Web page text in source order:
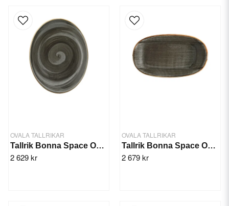
OVALA TALLRIKAR
Tallrik Bonna Space Oval 31x24cm/6st
2 629 kr
OVALA TALLRIKAR
Tallrik Bonna Space Oval 19x11cm/12st
2 679 kr